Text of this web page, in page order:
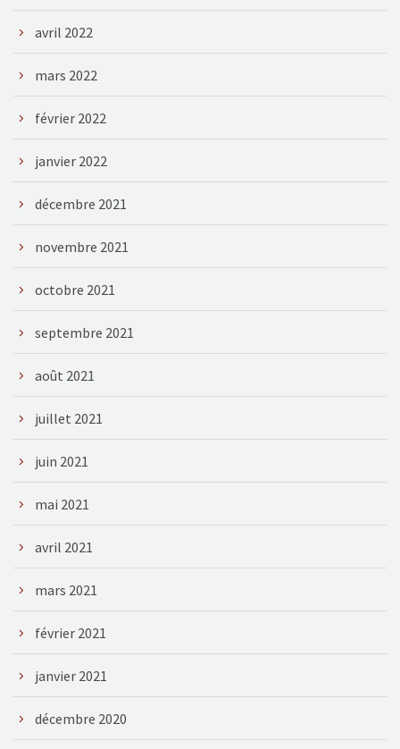
avril 2022
mars 2022
février 2022
janvier 2022
décembre 2021
novembre 2021
octobre 2021
septembre 2021
août 2021
juillet 2021
juin 2021
mai 2021
avril 2021
mars 2021
février 2021
janvier 2021
décembre 2020